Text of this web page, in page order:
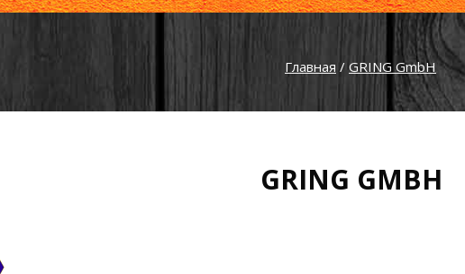
Главная / GRING GmbH
GRING GMBH